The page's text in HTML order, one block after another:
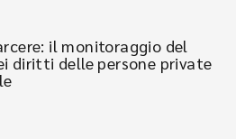
il monitoraggio del
diritti delle persone private